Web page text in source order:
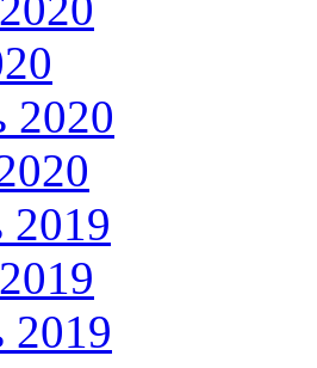
2020
2019
2019